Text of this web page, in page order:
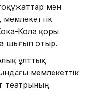
мен
Кола қоры
шығып отыр.
ұлттық
мемлекеттік
театрының